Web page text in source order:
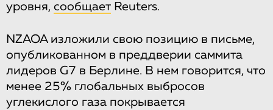
уровня, сообщает Reuters.
NZAOA изложили свою позицию в письме,
опубликованном в преддверии саммита
лидеров G7 в Берлине. В нем говорится, что
менее 25% глобальных выбросов
углекислого газа покрывается